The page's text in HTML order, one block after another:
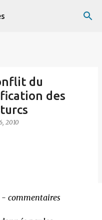
principal
du
des
2010
- commentaires